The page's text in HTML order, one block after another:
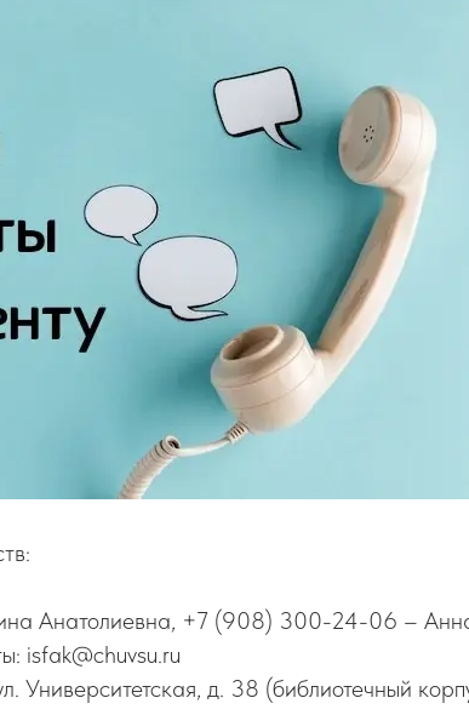
Анатолиевна, +7 (908) 300-24-06 –
isfak@chuvsu.ru
Университетская, д. 38 (библиотечный